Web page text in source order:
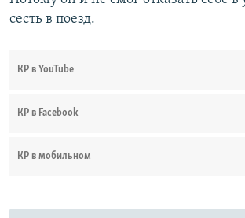
сесть в поезд.
КР в YouTube
КР в Facebook
КР в мобильном